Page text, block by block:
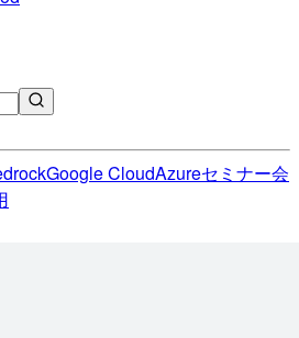
Google CloudAzureセミナー会